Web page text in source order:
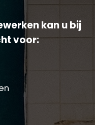
kan u bij
voor: